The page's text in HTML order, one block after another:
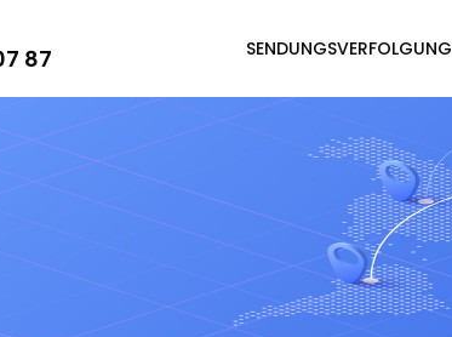
87 SENDUNGSVERFOLGUNG